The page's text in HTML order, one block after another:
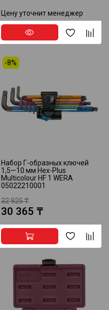
Цену уточнит менеджер
-8%
Набор Г-образных ключей
1,5—10 мм Hex-Plus
Multicolour HF 1 WERA
05022210001
32 925 ₸
30 365 ₸